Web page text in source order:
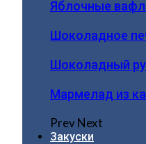
Яблочные
Шоколадное
Шоколадный
Мармелад из
PrevNext
Закуски